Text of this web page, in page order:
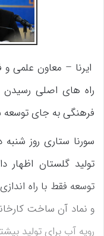
ایرنا – معاون علمی
راه های اصلی رسیدن
فرهنگی به جای توسعه
سورنا ستاری روز
تولید گلستان
توسعه فقط با راه
و نماد آن ساخت
رویه آب برای تولید